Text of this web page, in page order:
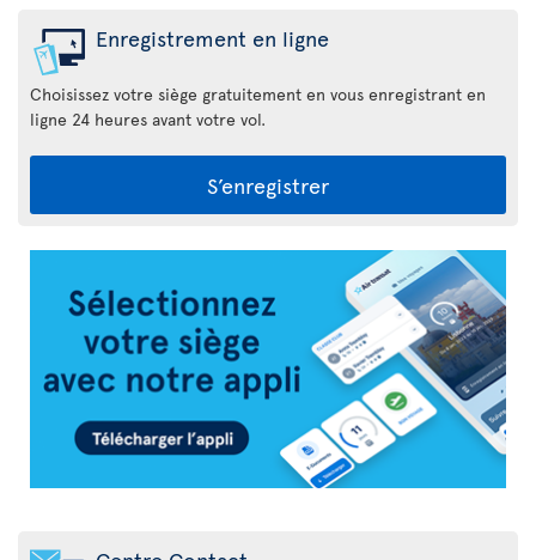
Enregistrement en ligne
Choisissez votre siège gratuitement en vous enregistrant en
ligne 24 heures avant votre vol.
S’enregistrer
Transat